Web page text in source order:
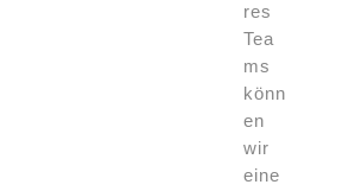
res
Tea
ms
könn
en
wir
eine